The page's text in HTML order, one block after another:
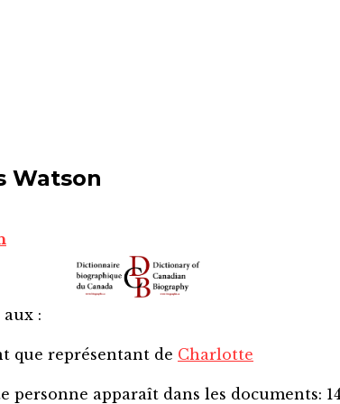
Watson
:
que représentant de Charlotte
personne apparaît dans les documents: